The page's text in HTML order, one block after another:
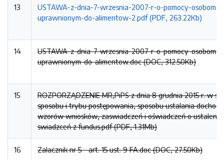
13
USTAWA-z-dnia-7-wrzesnia-2007-r-o-pomocy-osobom-
uprawnionym-do-alimentow-2.pdf (PDF, 263.22Kb)
14
USTAWA-z-dnia-7-wrzesnia-2007-r-o-pomocy-osobom-
uprawnionym-do-alimentow.doc (DOC, 312.50Kb)
15
ROZPORZĄDZENIE MR,PiPS z dnia 8 grudnia 2015 r. w
sposobu i trybu postępowania, sposobu ustalania
wzorów wniosków, zaswiadczeń i oświadczeń o
swiadzceń z fundus.pdf (PDF, 1.31Mb)
16 Zalacznik nr 5 - art. 15 ust. 9 FA.doc (DOC, 27.50Kb)